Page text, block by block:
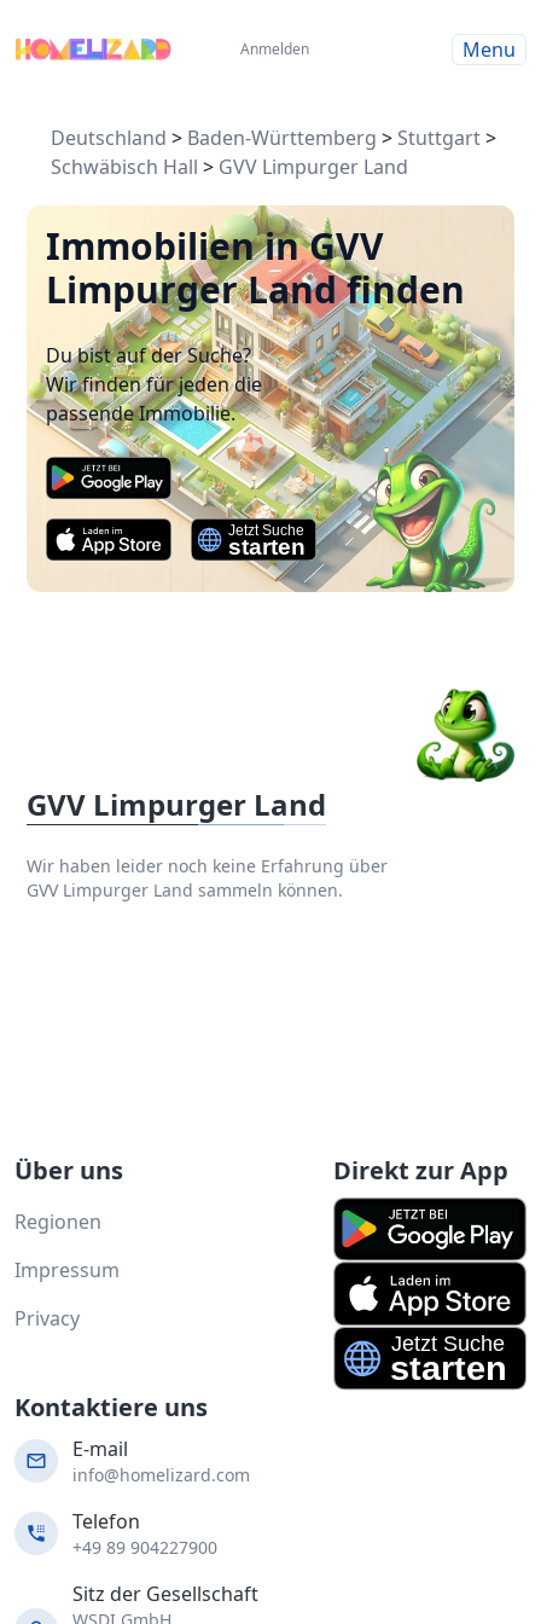
Anmelden Menu
Deutschland > Baden-Württemberg > Stuttgart>
Schwäbisch Hall > GVV Limpurger Land
Immobilien in GVV
Limpurger Land finden
Du bist auf der Suche?
Wir finden für jeden die
passende Immobilie.
GVV Limpurger Land
Wir haben leider noch keine Erfahrung über
GVV Limpurger Land sammeln können.
Über uns
Regionen
Impressum
Privacy
Direkt zur App
Kontaktiere uns
E-mail
info@homelizard.com
Telefon
+49 89 904227900
Sitz der Gesellschaft